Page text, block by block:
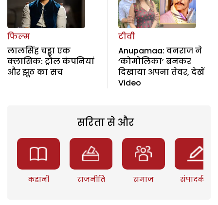
फिल्म
लालसिंह चड्ढा एक
क्लासिक: ट्रोल कंपनियां
और झूठ का सच
टीवी
Anupamaa: वनराज ने
‘कोमोलिका’ बनकर
दिखाया अपना तेवर, देखें
Video
सरिता से और
कहानी राजनीति समाज संपादकीय